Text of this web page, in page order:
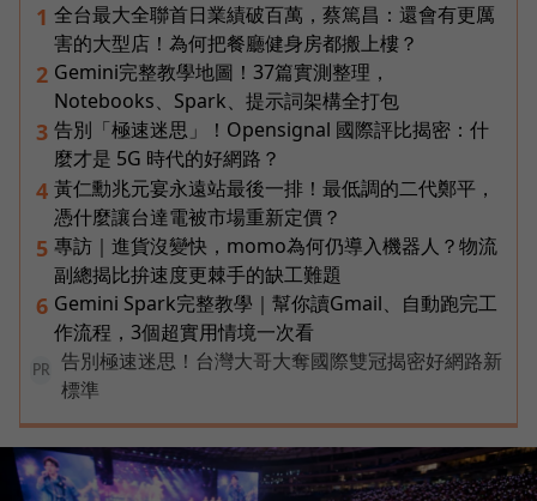
1 全台最大全聯首日業績破百萬，蔡篤昌：還會有更厲
害的大型店！為何把餐廳健身房都搬上樓？
2 Gemini完整教學地圖！37篇實測整理，
Notebooks、Spark、提示詞架構全打包
3 告別「極速迷思」！Opensignal 國際評比揭密：什
麼才是 5G 時代的好網路？
4 黃仁勳兆元宴永遠站最後一排！最低調的二代鄭平，
憑什麼讓台達電被市場重新定價？
5 專訪｜進貨沒變快，momo為何仍導入機器人？物流
副總揭比拚速度更棘手的缺工難題
6 Gemini Spark完整教學｜幫你讀Gmail、自動跑完工
作流程，3個超實用情境一次看
PR
告別極速迷思！台灣大哥大奪國際雙冠揭密好網路新
標準